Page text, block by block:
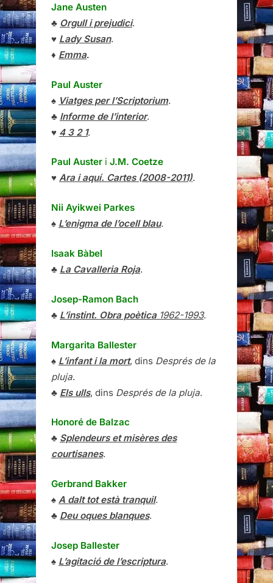
Jane Austen
♣ Orgull i prejudici.
♥ Lady Susan.
♦ Emma.
Paul Auster
♠ Viatges per l’Scriptorium.
♣ Informe de l’interior.
♥ 4 3 2 1.
Paul Auster i J.M. Coetze
♥ Ara i aquí. Cartes (2008-2011).
Nii Ayikwei Parkes
♠ L’enigma de l’ocell blau.
Isaak Bàbel
♣ La Cavalleria Roja.
Josep-Ramon Bach
♣ L’instint. Obra poètica1962-1993.
Margarita Ballester
♠ L’infant i la mort, dins Després de la
pluja.
♣ Els ulls, dins Després de la pluja.
Honoré de Balzac
♣ Splendeurs et misères des
courtisanes.
Gerbrand Bakker
♠ A dalt tot està tranquil.
♣ Deu oques blanques.
Josep Ballester
♠ L’agitació de l’escriptura.